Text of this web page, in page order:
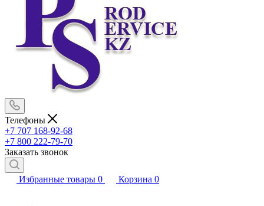
Телефоны
+7 707 168-92-68
+7 800 222-79-70
Заказать звонок
Избранные товары 0 Корзина 0